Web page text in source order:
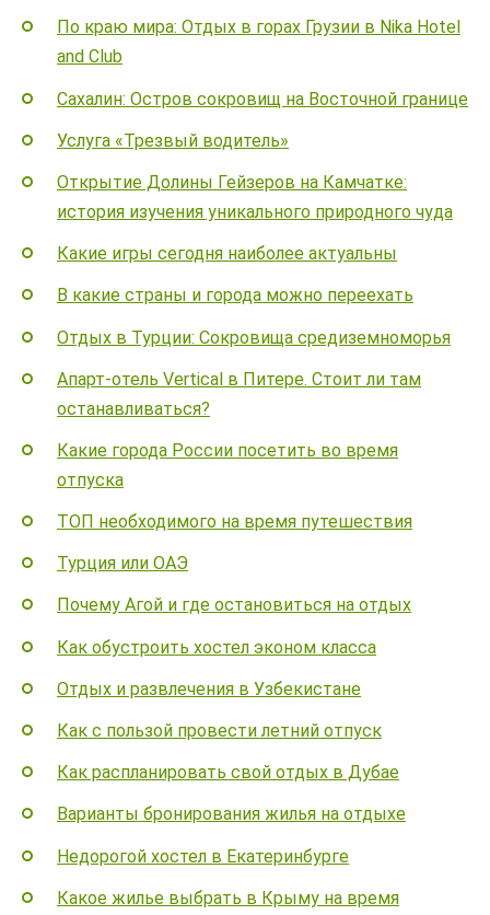
По краю мира: Отдых в горах Грузии в Nika Hotel
and Club
Сахалин: Остров сокровищ на Восточной границе
Услуга «Трезвый водитель»
Открытие Долины Гейзеров на Камчатке:
история изучения уникального природного чуда
Какие игры сегодня наиболее актуальны
В какие страны и города можно переехать
Отдых в Турции: Сокровища средиземноморья
Апарт-отель Vertical в Питере. Стоит ли там
останавливаться?
Какие города России посетить во время
отпуска
ТОП необходимого на время путешествия
Турция или ОАЭ
Почему Агой и где остановиться на отдых
Как обустроить хостел эконом класса
Отдых и развлечения в Узбекистане
Как с пользой провести летний отпуск
Как распланировать свой отдых в Дубае
Варианты бронирования жилья на отдыхе
Недорогой хостел в Екатеринбурге
Какое жилье выбрать в Крыму на время